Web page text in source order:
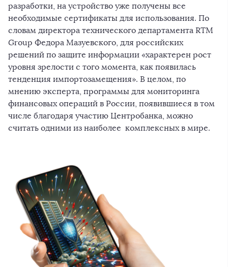
разработки, на устройство уже получены все
необходимые сертификаты для использования. По
словам директора технического департамента RTM
Group Федора Мазуевского, для российских
решений по защите информации «характерен рост
уровня зрелости с того момента, как появилась
тенденция импортозамещения». В целом, по
мнению эксперта, программы для мониторинга
финансовых операций в России, появившиеся в том
числе благодаря участию Центробанка, можно
считать одними из наиболее комплексных в мире.